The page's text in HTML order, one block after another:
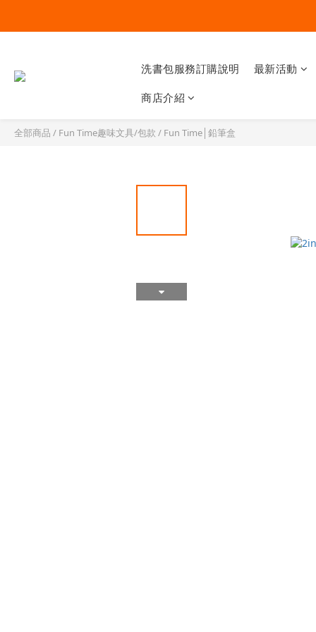
洗書包服務訂購說明 最新活動
商店介紹
全部商品 / Fun Time趣味文具/包款 / Fun Time│鉛筆盒